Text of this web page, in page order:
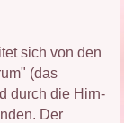
sich von den
(das
durch die Hirn-
Der